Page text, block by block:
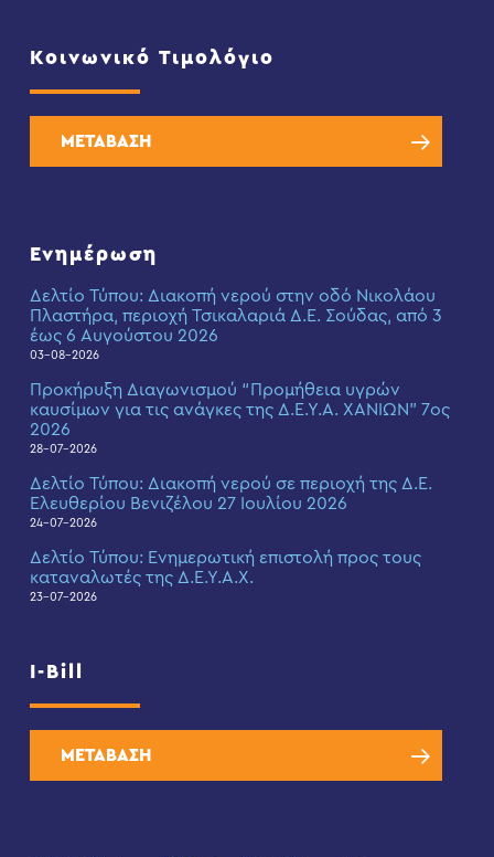
Κοινωνικό Τιμολόγιο
ΜΕΤΑΒΑΣΗ
Ενημέρωση
Δελτίο Τύπου: Διακοπή νερού στην οδό Νικολάου
Πλαστήρα, περιοχή Τσικαλαριά Δ.Ε. Σούδας, από 3
έως 6 Αυγούστου 2026
03-08-2026
Προκήρυξη Διαγωνισμού “Προμήθεια υγρών
καυσίμων για τις ανάγκες της Δ.Ε.Υ.Α. ΧΑΝΙΩΝ” 7ος
2026
28-07-2026
Δελτίο Τύπου: Διακοπή νερού σε περιοχή της Δ.Ε.
Ελευθερίου Βενιζέλου 27 Ιουλίου 2026
24-07-2026
Δελτίο Τύπου: Eνημερωτική επιστολή προς τους
καταναλωτές της Δ.Ε.Υ.Α.Χ.
23-07-2026
I-Bill
ΜΕΤΑΒΑΣΗ